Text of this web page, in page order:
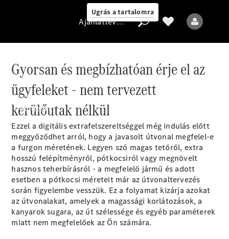
Ugrás a tartalomra
Ajánlattevő/adatvédelmi
irányelvek
Modellek
Minden modell
Elektromos
modellek
Ajánlattevő/adatvédelmi irányelvek
Gyorsan és megbízhatóan érje el az
ügyfeleket - nem tervezett
kerülőutak nélkül
Ezzel a digitális extrafelszereltséggel még indulás előtt
meggyőződhet arról, hogy a javasolt útvonal megfelel-e
a furgon méretének. Legyen szó magas tetőről, extra
hosszú felépítményről, pótkocsiról vagy megnövelt
hasznos teherbírásról - a megfelelő jármű és adott
esetben a pótkocsi méreteit már az útvonaltervezés
során figyelembe vesszük. Ez a folyamat kizárja azokat
az útvonalakat, amelyek a magassági korlátozások, a
kanyarok sugara, az út szélessége és egyéb paraméterek
miatt nem megfelelőek az Ön számára.